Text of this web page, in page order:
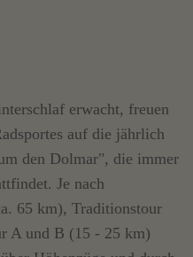
erwacht, freuen
auf die jährlich
den Dolmar", die immer
Je nach
65 km), Traditionstour
A und B (15 - 25 km)